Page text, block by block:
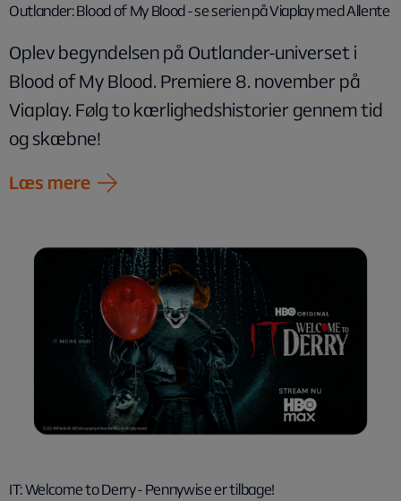
Outlander: Blood of My Blood - se serien på Viaplay med Allente
Oplev begyndelsen på Outlander-universet i
Blood of My Blood. Premiere 8. november på
Viaplay. Følg to kærlighedshistorier gennem tid
og skæbne!
Læs mere
IT: Welcome to Derry - Pennywise er tilbage!